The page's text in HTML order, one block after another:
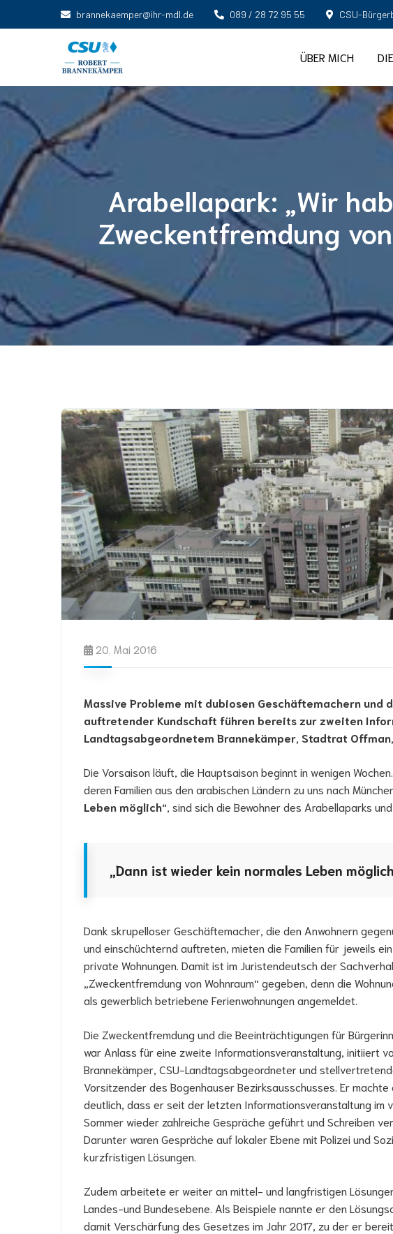
brannekaemper@ihr-mdl.de 089 / 28 72 95 55 CSU-
ÜBER MICH
Arabellapark: „Wir
Zweckentfremdung
20. Mai 2016
Massive Probleme mit dubiosen Geschäftemachern
auftretender Kundschaft führen bereits zur zweiten
Landtagsabgeordnetem Brannekämper, Stadtrat
Die Vorsaison läuft, die Hauptsaison beginnt in wenigen
deren Familien aus den arabischen Ländern zu uns nach
Leben möglich“ , sind sich die Bewohner des Arabellaparks
„Dann ist wieder kein normales Leben
Dank skrupelloser Geschäftemacher, die den Anwohnern
und einschüchternd auftreten, mieten die Familien für jeweils
private Wohnungen. Damit ist im Juristendeutsch der
„Zweckentfremdung von Wohnraum“ gegeben, denn die
als gewerblich betriebene Ferienwohnungen angemeldet.
Die Zweckentfremdung und die Beeinträchtigungen für
war Anlass für eine zweite Informationsveranstaltung, initiiert
Brannekämper, CSU-Landtagsabgeordneter und
Vorsitzender des Bogenhauser Bezirksausschusses. Er machte
deutlich, dass er seit der letzten Informationsveranstaltung im
Sommer wieder zahlreiche Gespräche geführt und Schreiben
Darunter waren Gespräche auf lokaler Ebene mit Polizei und
kurzfristigen Lösungen.
Zudem arbeitete er weiter an mittel- und langfristigen
Landes-und Bundesebene. Als Beispiele nannte er den
damit Verschärfung des Gesetzes im Jahr 2017, zu der er